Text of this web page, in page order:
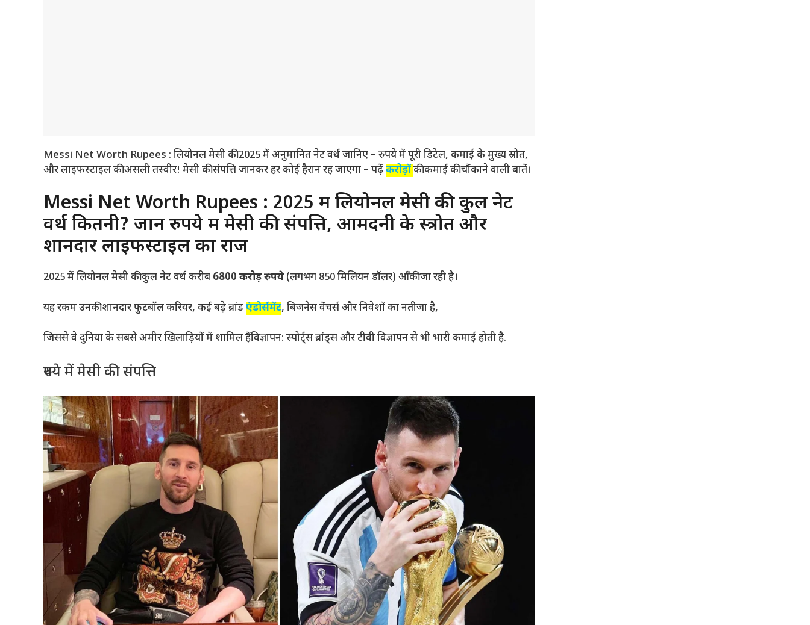
Messi Net Worth Rupees : लियोनल मेसी की 2025 में अनुमानित नेट वर्थ जानिए – रुपये में पूरी डिटेल, कमाई के मुख्य स्रोत,
और लाइफस्टाइल की असली तस्वीर! मेसी की संपत्ति जानकर हर कोई हैरान रह जाएगा – पढ़ेंकरोड़ोंकी कमाई की चौंकाने वाली बातें।
Messi Net Worth Rupees : 2025 में लियोनल मेसी की कुल नेट
वर्थ कितनी? जानें रुपये में मेसी की संपत्ति, आमदनी के स्त्रोत और
शानदार लाइफस्टाइल का राज
2025 में लियोनल मेसी की कुल नेट वर्थ करीब 6800 करोड़ रुपये (लगभग 850 मिलियन डॉलर) आँकी जा रही है।
यह रकम उनकी शानदार फुटबॉल करियर, कई बड़े ब्रांडएंडोर्समेंट, बिजनेस वेंचर्स और निवेशों का नतीजा है,
जिससे वे दुनिया के सबसे अमीर खिलाड़ियों में शामिल हैंविज्ञापन: स्पोर्ट्स ब्रांड्स और टीवी विज्ञापन से भी भारी कमाई होती है.
रुपये में मेसी की संपत्ति